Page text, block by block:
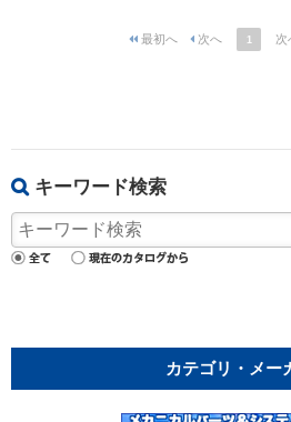
1
キーワード検索
カテゴリ・メー